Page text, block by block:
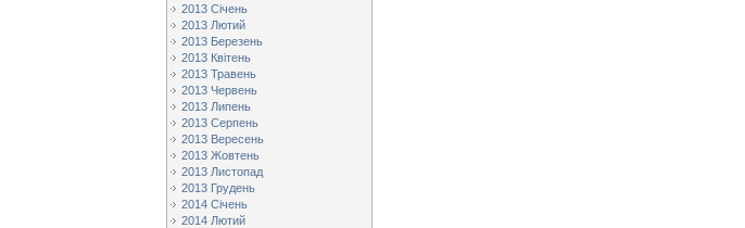
2013 Січень
2013 Лютий
2013 Березень
2013 Квітень
2013 Травень
2013 Червень
2013 Липень
2013 Серпень
2013 Вересень
2013 Жовтень
2013 Листопад
2013 Грудень
2014 Січень
2014 Лютий